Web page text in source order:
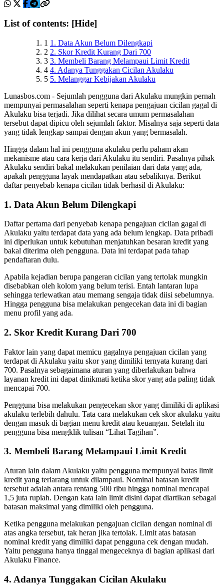
List of contents: [Hide]
1 1. Data Akun Belum Dilengkapi
2 2. Skor Kredit Kurang Dari 700
3 3. Membeli Barang Melampaui Limit Kredit
4 4. Adanya Tunggakan Cicilan Akulaku
5 5. Melanggar Kebijakan Akulaku
Lunasbos.com - Sejumlah pengguna dari Akulaku mungkin pernah
mempunyai permasalahan seperti kenapa pengajuan cicilan gagal di
Akulaku bisa terjadi. Jika dilihat secara umum permasalahan
tersebut dapat dipicu oleh sejumlah faktor. Misalnya saja seperti data
yang tidak lengkap sampai dengan akun yang bermasalah.
Hingga dalam hal ini pengguna akulaku perlu paham akan
mekanisme atau cara kerja dari Akulaku itu sendiri. Pasalnya pihak
Akulaku sendiri bakal melakukan penilaian dari data yang ada,
apakah pengguna layak mendapatkan atau sebaliknya. Berikut
daftar penyebab kenapa cicilan tidak berhasil di Akulaku:
1. Data Akun Belum Dilengkapi
Daftar pertama dari penyebab kenapa pengajuan cicilan gagal di
Akulaku yaitu terdapat data yang ada belum lengkap. Data pribadi
ini diperlukan untuk kebutuhan menjatuhkan besaran kredit yang
bakal diterima oleh pengguna. Data ini terdapat pada tahap
pendaftaran dulu.
Apabila kejadian berupa pangeran cicilan yang tertolak mungkin
disebabkan oleh kolom yang belum terisi. Entah lantaran lupa
sehingga terlewatkan atau memang sengaja tidak diisi sebelumnya.
Hingga pengguna bisa melakukan pengecekan data ini di bagian
menu profil yang ada.
2. Skor Kredit Kurang Dari 700
Faktor lain yang dapat memicu gagalnya pengajuan cicilan yang
terdapat di Akulaku yaitu skor yang dimiliki ternyata kurang dari
700. Pasalnya sebagaimana aturan yang diberlakukan bahwa
layanan kredit ini dapat dinikmati ketika skor yang ada paling tidak
mencapai 700.
Pengguna bisa melakukan pengecekan skor yang dimiliki di aplikasi
akulaku terlebih dahulu. Tata cara melakukan cek skor akulaku yaitu
dengan masuk di bagian menu kredit atau keuangan. Setelah itu
pengguna bisa mengklik tulisan “Lihat Tagihan”.
3. Membeli Barang Melampaui Limit Kredit
Aturan lain dalam Akulaku yaitu pengguna mempunyai batas limit
kredit yang terlarang untuk dilampaui. Nominal batasan kredit
tersebut adalah antara rentang 500 ribu hingga nominal mencapai
1,5 juta rupiah. Dengan kata lain limit disini dapat diartikan sebagai
batasan maksimal yang dimiliki oleh pengguna.
Ketika pengguna melakukan pengajuan cicilan dengan nominal di
atas angka tersebut, tak heran jika tertolak. Limit atas batasan
nominal kredit yang dimiliki dapat pengguna cek dengan mudah.
Yaitu pengguna hanya tinggal mengeceknya di bagian aplikasi dari
Akulaku Finance.
4. Adanya Tunggakan Cicilan Akulaku